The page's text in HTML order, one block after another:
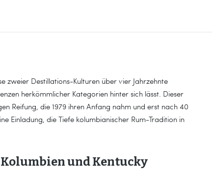
zweier Destillations-Kulturen über vier Jahrzehnte
herkömmlicher Kategorien hinter sich lässt. Dieser
Reifung, die 1979 ihren Anfang nahm und erst nach 40
Einladung, die Tiefe kolumbianischer Rum-Tradition in
und Kentucky